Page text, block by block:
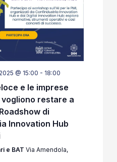
@ 15:00 - 18:00
e le imprese
restare a
di
Innovation Hub
e BAT Via Amendola,